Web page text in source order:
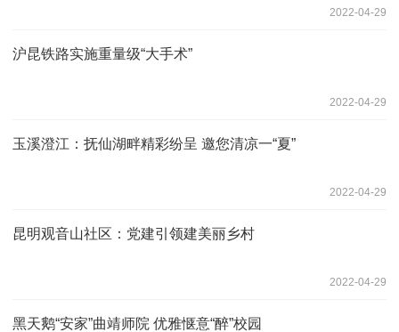
2022-04-29
沪昆铁路实施重量级“大手术”
2022-04-29
玉溪澄江：抚仙湖畔精彩纷呈 邀您清凉一“夏”
2022-04-29
昆明观音山社区：党建引领建美丽乡村
2022-04-29
黑天鹅“安家”曲靖师院 优雅惬意“醉”校园